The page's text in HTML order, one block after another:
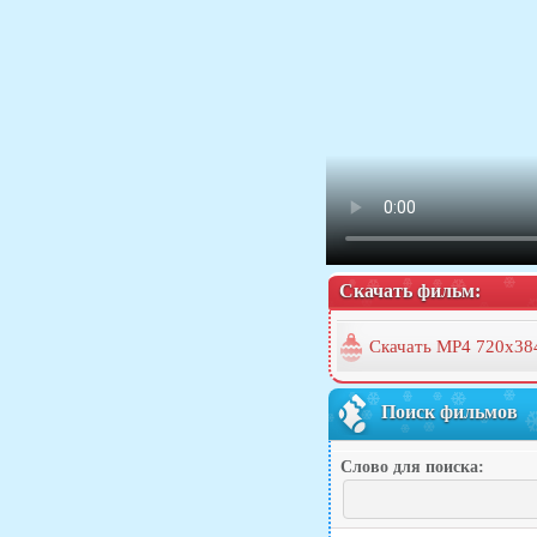
Скачать фильм:
Скачать MP4
Поиск фильмов
Слово для поиска: